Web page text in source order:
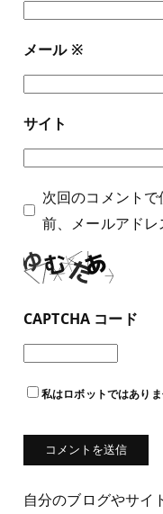
メール ※
サイト
次回のコメント
前、メールアドレ
CAPTCHA コード
私はロボットではありま
自分のブログやサイ